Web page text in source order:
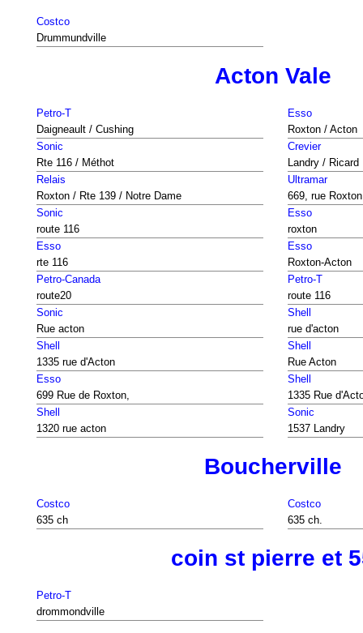
Costco
Drummundville
Acton Vale
Petro-T
Daigneault / Cushing
Esso
Roxton / Acton
Sonic
Rte 116 / Méthot
Crevier
Landry / Ricard
Relais
Roxton / Rte 139 / Notre Dame
Ultramar
669, rue Roxton
Sonic
route 116
Esso
roxton
Esso
rte 116
Esso
Roxton-Acton
Petro-Canada
route20
Petro-T
route 116
Sonic
Rue acton
Shell
rue d'acton
Shell
1335 rue d'Acton
Shell
Rue Acton
Esso
699 Rue de Roxton,
Shell
1335 Rue
Shell
1320 rue acton
Sonic
1537 Landry
Boucherville
Costco
635 ch
Costco
635 ch.
coin st pierre et
Petro-T
drommondville